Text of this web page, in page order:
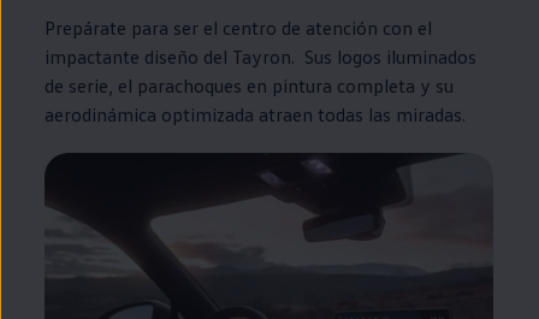
Prepárate para ser el centro de atención con el
impactante diseño del Tayron. Sus logos iluminados
de serie, el parachoques en pintura completa y su
aerodinámica optimizada atraen todas las miradas.